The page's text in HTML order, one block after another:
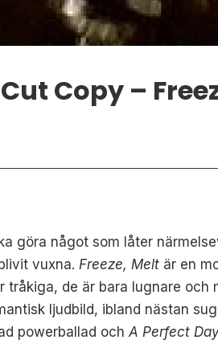
Copy –
göra något som låter
vuxna. Freeze, Melt är en
de är bara lugnare
ljudbild, ibland nästan
powerballad ochA Perfect